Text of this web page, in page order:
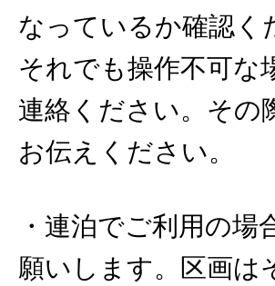
なっているか確認く
それでも操作不可な
連絡ください。その
お伝えください。
・連泊でご利用の
願いします。区画は